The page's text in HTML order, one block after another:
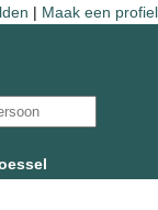
| Maak een profiel